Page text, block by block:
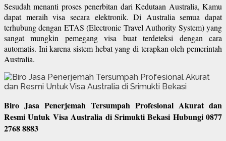
Sesudah menanti proses penerbitan dari Kedutaan Australia, Kamu
dapat meraih visa secara elektronik. Di Australia semua dapat
terhubung dengan ETAS (Electronic Travel Authority System) yang
sangat mungkin pemegang visa buat terdeteksi dengan cara
automatis. Ini karena sistem hebat yang di terapkan oleh pemerintah
Australia.
Biro Jasa Penerjemah Tersumpah Profesional Akurat dan
Resmi Untuk Visa Australia di Srimukti Bekasi Hubungi 0877
2768 8883